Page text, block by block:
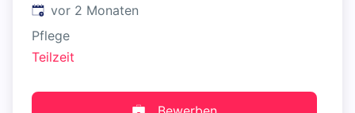
Veröffentlicht:
vor 2 Monaten
Pflege
Teilzeit